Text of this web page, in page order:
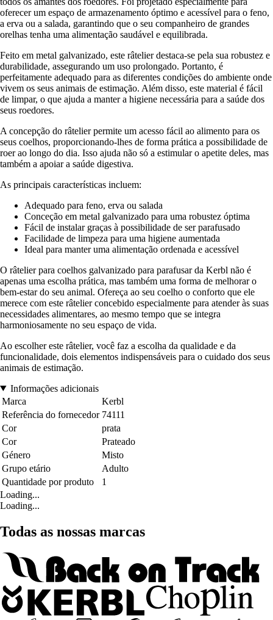
oferecer um espaço de armazenamento óptimo e acessível para o feno,
a erva ou a salada, garantindo que o seu companheiro de grandes
orelhas tenha uma alimentação saudável e equilibrada.
Feito em metal galvanizado, este râtelier destaca-se pela sua robustez e
durabilidade, assegurando um uso prolongado. Portanto, é
perfeitamente adequado para as diferentes condições do ambiente onde
vivem os seus animais de estimação. Além disso, este material é fácil
de limpar, o que ajuda a manter a higiene necessária para a saúde dos
seus roedores.
A concepção do râtelier permite um acesso fácil ao alimento para os
seus coelhos, proporcionando-lhes de forma prática a possibilidade de
roer ao longo do dia. Isso ajuda não só a estimular o apetite deles, mas
também a apoiar a saúde digestiva.
As principais características incluem:
Adequado para feno, erva ou salada
Conceção em metal galvanizado para uma robustez óptima
Fácil de instalar graças à possibilidade de ser parafusado
Facilidade de limpeza para uma higiene aumentada
Ideal para manter uma alimentação ordenada e acessível
O râtelier para coelhos galvanizado para parafusar da Kerbl não é
apenas uma escolha prática, mas também uma forma de melhorar o
bem-estar do seu animal. Ofereça ao seu coelho o conforto que ele
merece com este râtelier concebido especialmente para atender às suas
necessidades alimentares, ao mesmo tempo que se integra
harmoniosamente no seu espaço de vida.
Ao escolher este râtelier, você faz a escolha da qualidade e da
funcionalidade, dois elementos indispensáveis para o cuidado dos seus
animais de estimação.
Informações adicionais
Marca
Kerbl
Referência do fornecedor 74111
Cor
prata
Cor
Prateado
Género
Misto
Grupo etário
Adulto
Quantidade por produto
1
Loading...
Loading...
Todas as nossas marcas